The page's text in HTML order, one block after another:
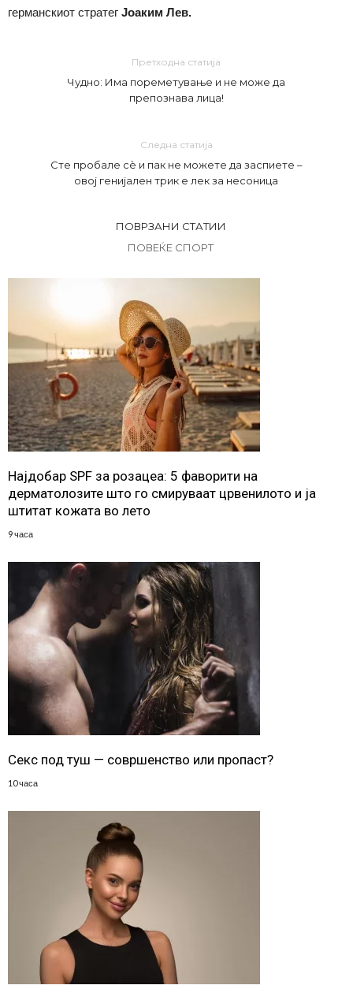
германскиот стратег Јоаким Лев.
Претходна статија
Чудно: Има пореметување и не може да
препознава лица!
Следна статија
Сте пробале сè и пак не можете да заспиете –
овој генијален трик е лек за несоница
ПОВРЗАНИ СТАТИИ
ПОВЕЌЕ СПОРТ
Најдобар SPF за розацеа: 5 фаворити на
дерматолозите што го смируваат црвенилото и ја
штитат кожата во лето
9 часа
Секс под туш — совршенство или пропаст?
10 часа